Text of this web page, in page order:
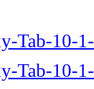
Tab-10-
Tab-10-